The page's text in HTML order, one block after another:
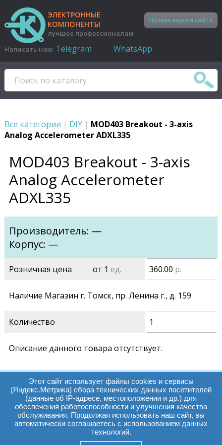
ЭЛЕКТРОННЫЕ
КОМПОНЕНТЫ
лучшее профессионалам
Полная версия сайта
Написать нам: Telegram WhatsApp
Все категории | DIY | MOD403 Breakout - 3-axis
Analog Accelerometer ADXL335
MOD403 Breakout - 3-axis
Analog Accelerometer
ADXL335
Производитель: —
Корпус: —
Розничная цена от 1 ед. 360.00 р.
Наличие Магазин г. Томск, пр. Ленина г., д. 159
Количество 1
Описание данного товара отсутствует.
Часы работы:
Томск, пр. Ленина г,
д. 159
Этот сайт использует файлы cookies и сервисы
(Яндекс.Метрика) сбора технических данных посетителей
(данные об IP-адресе, местоположении и др.) для
обеспечения работоспособности и улучшения качества
обслуживания. Продолжая использовать наш сайт, вы
автоматически соглашаетесь с использованием данных
технологий.